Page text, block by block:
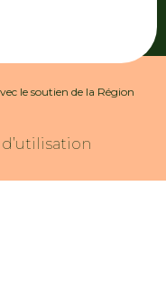
le soutien de la Région